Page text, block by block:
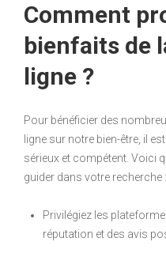
Comment
bienfaits de
ligne ?
Pour bénéficier des
ligne sur notre bien-être, il
sérieux et compétent. Voici
guider dans votre recherche :
Privilégiez les
réputation et des avis